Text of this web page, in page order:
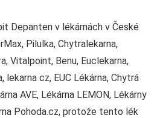
Depanten v lékárnách v České
Pilulka, Chytralekarna,
Vitalpoint, Benu, Euclekarna,
lekarna cz, EUC Lékárna, Chytrá
AVE, Lékárna LEMON, Lékárny
Pohoda.cz, protože tento lék